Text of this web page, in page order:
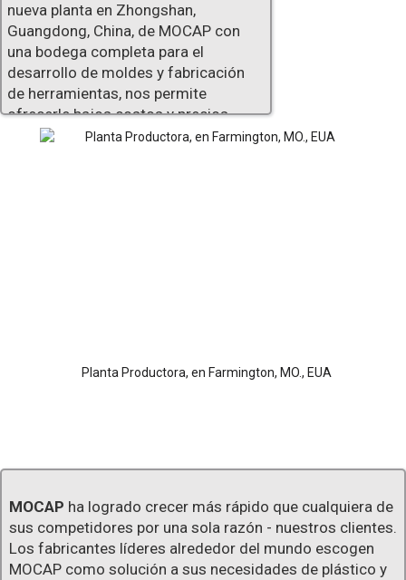
nueva planta en Zhongshan,
Guangdong, China, de MOCAP con
una bodega completa para el
desarrollo de moldes y fabricación
de herramientas, nos permite
ofrecerle bajos costos y precios
competitivos.
Planta Productora, en Farmington, MO., EUA
MOCAP ha logrado crecer más rápido que cualquiera de
sus competidores por una sola razón - nuestros clientes.
Los fabricantes líderes alrededor del mundo escogen
MOCAP como solución a sus necesidades de plástico y